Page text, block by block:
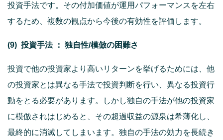
投資手法です。その付加価値が運用パフォーマンスを左右
するため、複数の観点から今後の有効性を評価します。
(9) 投資手法 ： 独自性/模倣の困難さ
投資で他の投資家より高いリターンを挙げるためには、他
の投資家とは異なる手法で投資判断を行い、異なる投資行
動をとる必要があります。しかし独自の手法が他の投資家
に模倣されはじめると、その超過収益の源泉は希薄化し、
最終的に消滅してしまいます。独自の手法の効力を長続き